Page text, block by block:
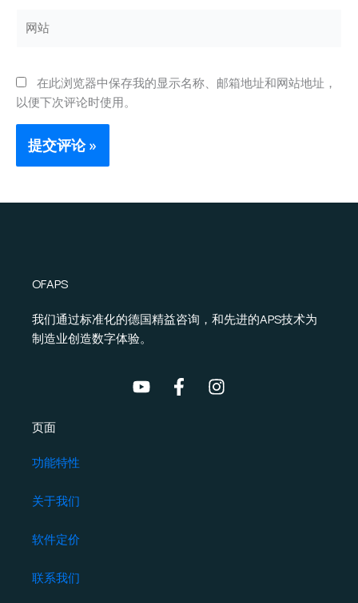
站
在此浏览器中保存我的显示名称、邮箱地址和网站地址，
以便下次评论时使用。
OFAPS
我们通过标准化的德国精益咨询，和先进的APS技术为
制造业创造数字体验。
页面
功能特性
关于我们
软件定价
联系我们